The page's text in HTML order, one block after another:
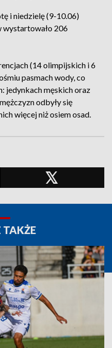
i niedzielę (9-10.06)
206
(14 olimpijskich i 6
pasmach wody, co
jedynkach męskich oraz
odbyły się
więcej niż osiem osad.
TAKŻE